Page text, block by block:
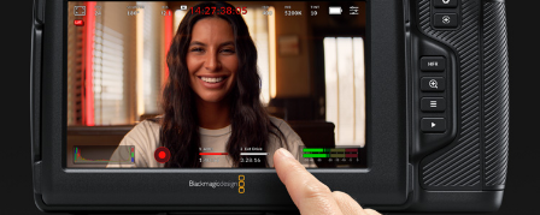
Portugal
Singapore
South Africa
Spain